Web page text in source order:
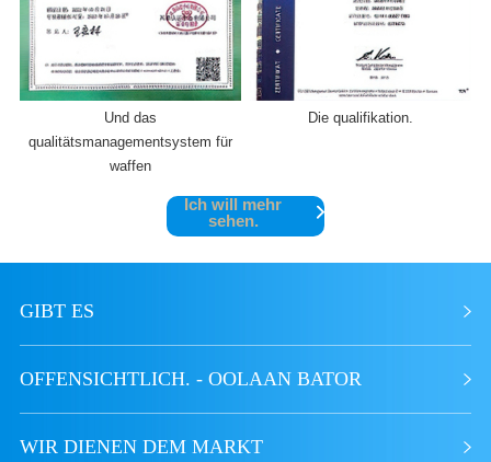
Und das
qualitätsmanagementsystem für
waffen
Die qualifikation.
Ich will mehr
sehen.
GIBT ES
OFFENSICHTLICH. - OOLAAN BATOR
WIR DIENEN DEM MARKT